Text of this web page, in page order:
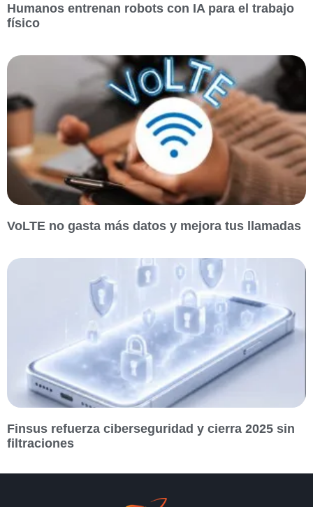
Humanos entrenan robots con IA para el trabajo
físico
VoLTE no gasta más datos y mejora tus llamadas
Finsus refuerza ciberseguridad y cierra 2025 sin
filtraciones